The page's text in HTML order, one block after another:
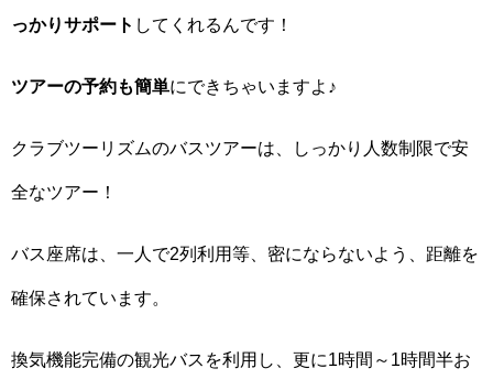
っかりサポート してくれるんです！
ツアーの予約も簡単にできちゃいますよ♪
クラブツーリズムのバスツアーは、しっかり人数制限で安
全なツアー！
バス座席は、一人で2列利用等、密にならないよう、距離を
確保されています。
換気機能完備の観光バスを利用し、更に1時間～1時間半お